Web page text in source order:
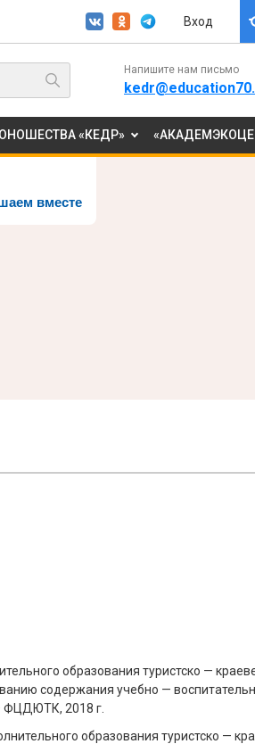
Вход
Напишите нам письмо
«КЕДР»
вместе
образования туристско —
содержания учебно —
ФЦДЮТК, 2018 г.
образования туристско —